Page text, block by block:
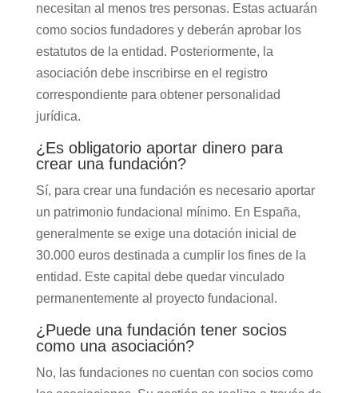
necesitan al menos tres personas. Estas actuarán
como socios fundadores y deberán aprobar los
estatutos de la entidad. Posteriormente, la
asociación debe inscribirse en el registro
correspondiente para obtener personalidad
jurídica.
¿Es obligatorio aportar dinero para
crear una fundación?
Sí, para crear una fundación es necesario aportar
un patrimonio fundacional mínimo. En España,
generalmente se exige una dotación inicial de
30.000 euros destinada a cumplir los fines de la
entidad. Este capital debe quedar vinculado
permanentemente al proyecto fundacional.
¿Puede una fundación tener socios
como una asociación?
No, las fundaciones no cuentan con socios como